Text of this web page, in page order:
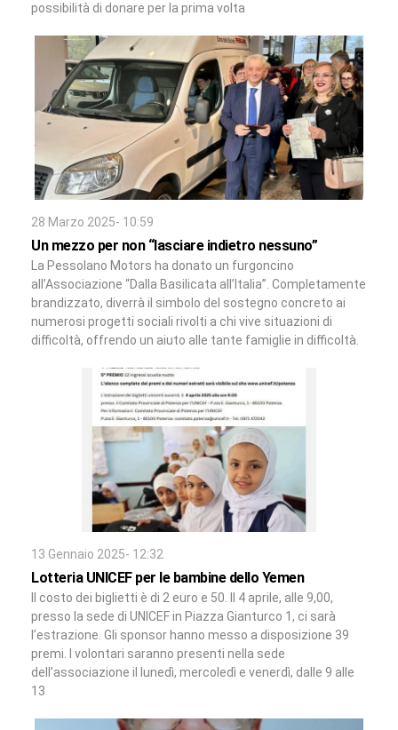
possibilità di donare per la prima volta
28 Marzo 2025- 10:59
Un mezzo per non “lasciare indietro nessuno”
La Pessolano Motors ha donato un furgoncino
all’Associazione “Dalla Basilicata all’Italia”. Completamente
brandizzato, diverrà il simbolo del sostegno concreto ai
numerosi progetti sociali rivolti a chi vive situazioni di
difficoltà, offrendo un aiuto alle tante famiglie in difficoltà.
13 Gennaio 2025- 12:32
Lotteria UNICEF per le bambine dello Yemen
Il costo dei biglietti è di 2 euro e 50. Il 4 aprile, alle 9,00,
presso la sede di UNICEF in Piazza Gianturco 1, ci sarà
l’estrazione. Gli sponsor hanno messo a disposizione 39
premi. I volontari saranno presenti nella sede
dell’associazione il lunedì, mercoledì e venerdì, dalle 9 alle
13